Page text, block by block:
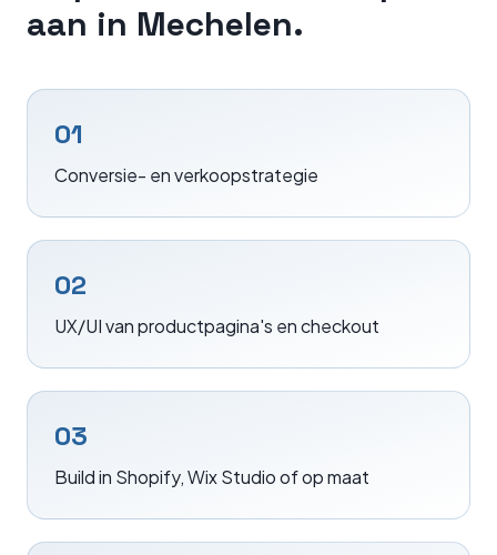
aan in Mechelen.
01
Conversie- en verkoopstrategie
02
UX/UI van productpagina's en checkout
03
Build in Shopify, Wix Studio of op maat